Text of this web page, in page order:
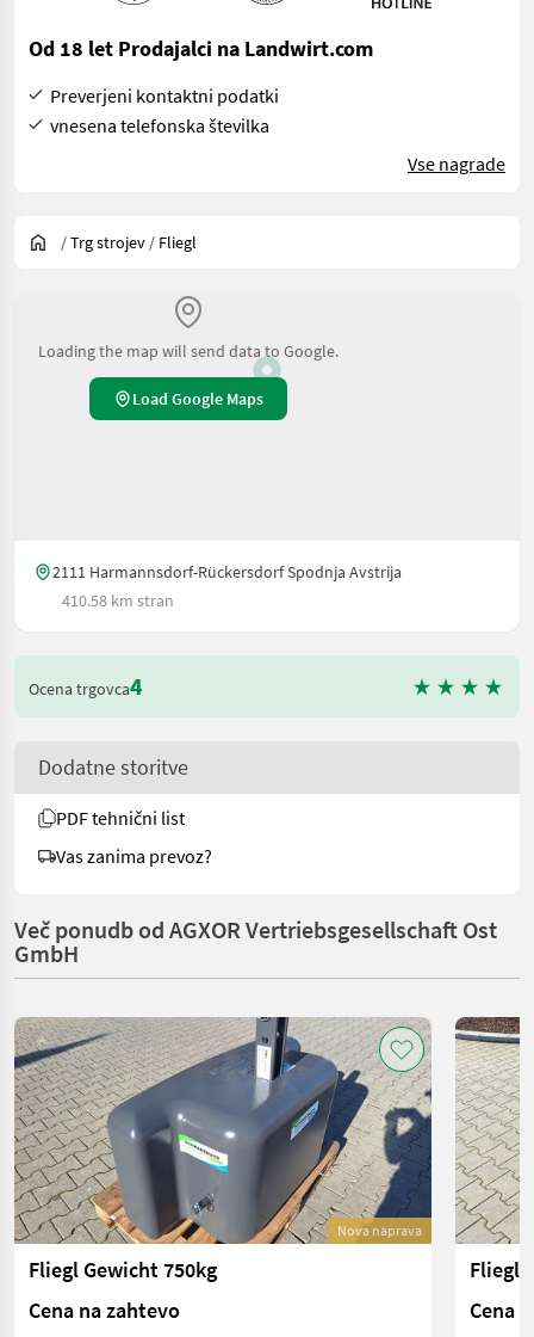
Od 18 let Prodajalci na Landwirt.com
Preverjeni kontaktni podatki
vnesena telefonska številka
Vse nagrade
/Trg strojev / Fliegl
Loading the map will send data to Google.
Load Google Maps
2111 Harmannsdorf-Rückersdorf Spodnja Avstrija
410.58 km stran
Ocena trgovca4
Dodatne storitve
PDF tehnični list
Vas zanima prevoz?
Več ponudb od AGXOR Vertriebsgesellschaft Ost
GmbH
Nova naprava
Fliegl Gewicht 750kg
Cena na zahtevo
Fliegl
Cena